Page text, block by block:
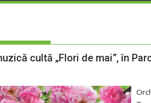
cultă „Flori de mai”, în